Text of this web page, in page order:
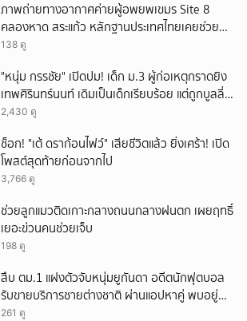
ภาพถ่ายทางอากาศค่ายผู้อพยพเขมร Site 8
คลองหาด สระแก้ว หลักฐานประเทศไทยเคยช่วยคน
เขมร
138 ดู
"หนุ่ม กรรชัย" เปิดปม! เด็ก ม.3 ผู้ก่อเหตุกราดยิง
เทพศิรินทร์นนท์ เดิมเป็นเด็กเรียบร้อย แต่ถูกบูลลี่
หนัก คาดแรงกดดันสะสมกลายเป็นแรงแค้น จนก่อ
2,430 ดู
ช็อก! "เต้ ดราก้อนไฟว์" เสียชีวิตแล้ว ยิ่งเศร้า! เปิด
โพสต์สุดท้ายก่อนจากไป
3,766 ดู
ช่วยลูกแมวติดเกาะกลางถนนกลางฝนตก เผยฤทธิ์
เยอะข่วนคนช่วยเจ็บ
198 ดู
สืบ ตม.1 แฝงตัวจับหนุ่มยูกันดา อดีตนักฟุตบอล
รับขายบริการชายต่างชาติ ผ่านแอปหาคู่ พบอยู่
เกินกำหนดอนุญาต
261 ดู